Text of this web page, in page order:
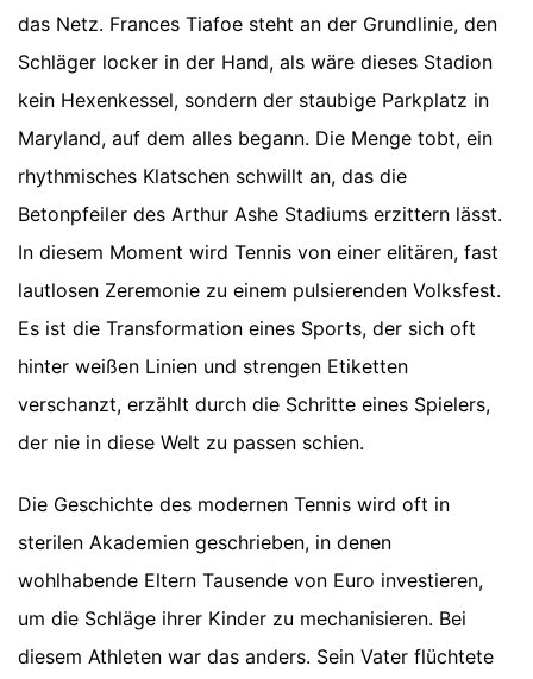
das Netz. Frances Tiafoe steht an der Grundlinie, den
Schläger locker in der Hand, als wäre dieses Stadion
kein Hexenkessel, sondern der staubige Parkplatz in
Maryland, auf dem alles begann. Die Menge tobt, ein
rhythmisches Klatschen schwillt an, das die
Betonpfeiler des Arthur Ashe Stadiums erzittern lässt.
In diesem Moment wird Tennis von einer elitären, fast
lautlosen Zeremonie zu einem pulsierenden Volksfest.
Es ist die Transformation eines Sports, der sich oft
hinter weißen Linien und strengen Etiketten
verschanzt, erzählt durch die Schritte eines Spielers,
der nie in diese Welt zu passen schien.
Die Geschichte des modernen Tennis wird oft in
sterilen Akademien geschrieben, in denen
wohlhabende Eltern Tausende von Euro investieren,
um die Schläge ihrer Kinder zu mechanisieren. Bei
diesem Athleten war das anders. Sein Vater flüchtete